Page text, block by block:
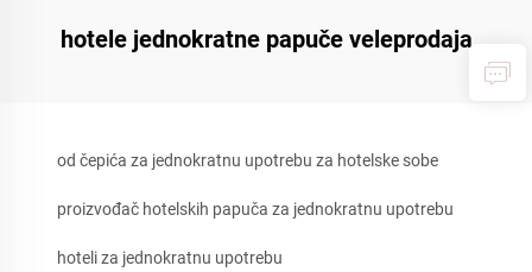
hotele jednokratne papuče veleprodaja
od čepića za jednokratnu upotrebu za hotelske sobe
proizvođač hotelskih papuča za jednokratnu upotrebu
hoteli za jednokratnu upotrebu